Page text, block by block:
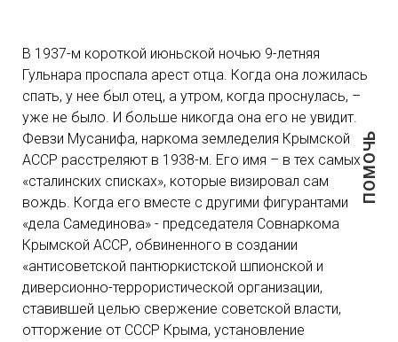
ПОМОЧЬ
В 1937-м короткой июньской ночью 9-летняя
Гульнара проспала арест отца. Когда она ложилась
спать, у нее был отец, а утром, когда проснулась, –
уже не было. И больше никогда она его не увидит.
Февзи Мусанифа, наркома земледелия Крымской
АССР расстреляют в 1938-м. Его имя – в тех самых
«сталинских списках», которые визировал сам
вождь. Когда его вместе с другими фигурантами
«дела Самединова» - председателя Совнаркома
Крымской АССР, обвиненного в создании
«антисоветской пантюркистской шпионской и
диверсионно-террористической организации,
ставившей целью свержение советской власти,
отторжение от СССР Крыма, установление